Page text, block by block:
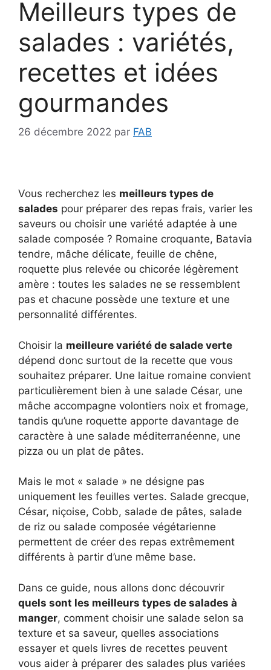
Meilleurs types de
salades : variétés,
recettes et idées
gourmandes
26 décembre 2022 par FAB
Vous recherchez les meilleurs types de
salades pour préparer des repas frais, varier les
saveurs ou choisir une variété adaptée à une
salade composée ? Romaine croquante, Batavia
tendre, mâche délicate, feuille de chêne,
roquette plus relevée ou chicorée légèrement
amère : toutes les salades ne se ressemblent
pas et chacune possède une texture et une
personnalité différentes.
Choisir la meilleure variété de salade verte
dépend donc surtout de la recette que vous
souhaitez préparer. Une laitue romaine convient
particulièrement bien à une salade César, une
mâche accompagne volontiers noix et fromage,
tandis qu’une roquette apporte davantage de
caractère à une salade méditerranéenne, une
pizza ou un plat de pâtes.
Mais le mot « salade » ne désigne pas
uniquement les feuilles vertes. Salade grecque,
César, niçoise, Cobb, salade de pâtes, salade
de riz ou salade composée végétarienne
permettent de créer des repas extrêmement
différents à partir d’une même base.
Dans ce guide, nous allons donc découvrir
quels sont les meilleurs types de salades à
manger, comment choisir une salade selon sa
texture et sa saveur, quelles associations
essayer et quels livres de recettes peuvent
vous aider à préparer des salades plus variées